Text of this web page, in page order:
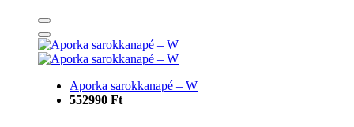
Aporka sarokkanapé – W
552990 Ft